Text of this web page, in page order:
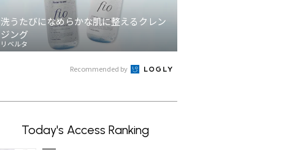
洗うたびになめらかな肌に整えるクレン
ジング
リベルタ
Recommended by
Today's Access Ranking